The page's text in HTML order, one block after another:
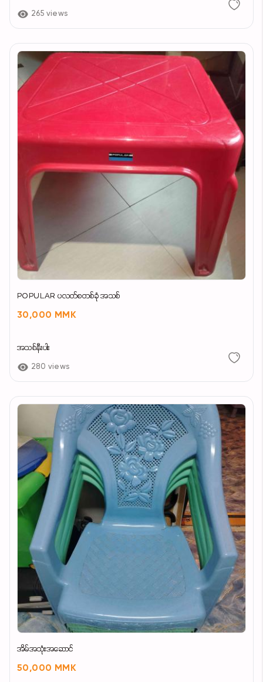
265 views
POPULAR ပလတ်စတစ်ခုံ အသစ်
30,000 MMK
အသစ်နီးပါး
280 views
အိမ်အသုံးအဆောင်
50,000 MMK